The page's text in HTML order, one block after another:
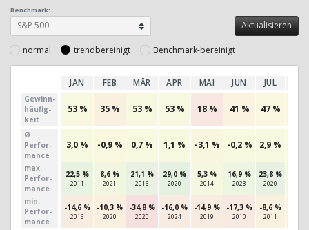
Benchmark:
normal trendbereinigt Benchmark-bereinigt
JAN FEB MÄR APR MAI JUN JUL
Gewinn­
häufig­
keit
53 % 35 % 53 % 53 % 18 % 41 % 47 %
Ø
Perfor­
mance
3,0 % -0,9 % 0,7 % 1,1 % -3,1 % -0,2 % 2,9 %
max.
Per­for­
mance
22,5 %
2011
8,6 %
2021
21,1 %
2016
29,0 %
2020
5,3 %
2014
16,9 %
2023
23,8 %
2020
min.
Per­for­
mance
-14,6 %
2016
-10,3 %
2020
-34,8 %
2020
-16,0 %
2024
-14,9 %
2019
-17,3 %
2010
-8,6 %
2011